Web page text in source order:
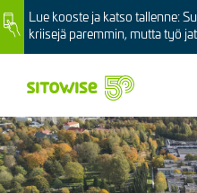
Skip
to
main
ImageLue kooste ja katso tallenne:
kriisejä paremmin, mutta työ
Kuva